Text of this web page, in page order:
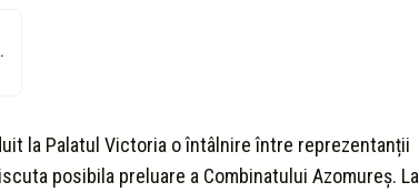
premier, Romgaz și...
la Palatul Victoria o întâlnire între reprezentanții
posibila preluare a Combinatului Azomureș. La